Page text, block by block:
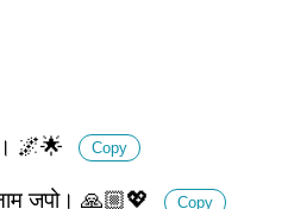
🌌🌟 Copy
जपो। 🙏🏼💖 Copy